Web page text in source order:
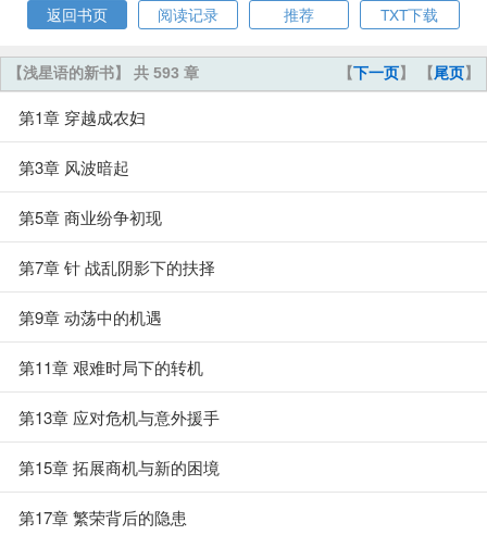
返回书页
阅读记录 推荐 TXT下载
【下一页】 【尾页】
【浅星语的新书】 共 593 章
第1章 穿越成农妇
第3章 风波暗起
第5章 商业纷争初现
第7章 针 战乱阴影下的扶择
第9章 动荡中的机遇
第11章 艰难时局下的转机
第13章 应对危机与意外援手
第15章 拓展商机与新的困境
第17章 繁荣背后的隐患